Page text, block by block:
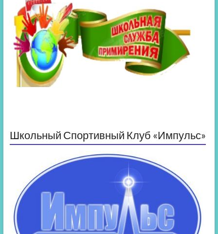
Школьный Спортивный Клуб «Импульс»